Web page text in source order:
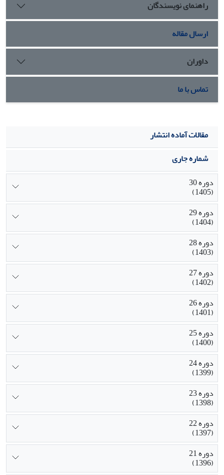
مضمون اصلی (مقاصد شهری چندمنظوره، تعامل رفتاری با
فروشندگان، ارتباطات اجتماعی، رویکردهای شخصیتی، سطوح
همسانی مشتریان، اعتبار سنجی برند، تأثیرات اجتماعی تراکم
(بالا)، تجربه اجتماعی از تراکم پایین) طبقه بندی شدند.
راهنمای نویسندگان
ارسال مقاله
داوران
تماس با ما
مقالات آماده انتشار
شماره جاری
دوره 30
(1405)
دوره 29
(1404)
دوره 28
(1403)
دوره 27
(1402)
دوره 26
(1401)
دوره 25
(1400)
دوره 24
(1399)
دوره 23
(1398)
دوره 22
(1397)
دوره 21
(1396)